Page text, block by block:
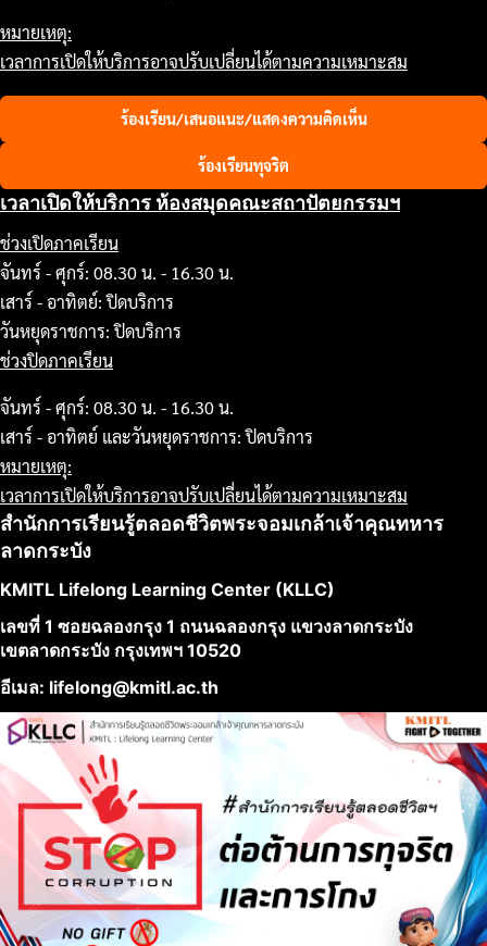
หมายเหตุ:
เวลาการเปิดให้บริการอาจปรับเปลี่ยนได้ตามความเหมาะสม
ร้องเรียน/เสนอแนะ/แสดงความคิดเห็น
ร้องเรียนทุจริต
เวลาเปิดให้บริการ ห้องสมุดคณะสถาปัตยกรรมฯ
ช่วงเปิดภาคเรียน
จันทร์ - ศุกร์: 08.30 น. - 16.30 น.
เสาร์ - อาทิตย์: ปิดบริการ
วันหยุดราชการ: ปิดบริการ
ช่วงปิดภาคเรียน
จันทร์ - ศุกร์: 08.30 น. - 16.30 น.
เสาร์ - อาทิตย์ และวันหยุดราชการ: ปิดบริการ
หมายเหตุ:
เวลาการเปิดให้บริการอาจปรับเปลี่ยนได้ตามความเหมาะสม
สำนักการเรียนรู้ตลอดชีวิตพระจอมเกล้าเจ้าคุณทหาร
ลาดกระบัง
KMITL Lifelong Learning Center (KLLC)
เลขที่ 1 ซอยฉลองกรุง 1 ถนนฉลองกรุง แขวงลาดกระบัง
เขตลาดกระบัง กรุงเทพฯ 10520
อีเมล: lifelong@kmitl.ac.th